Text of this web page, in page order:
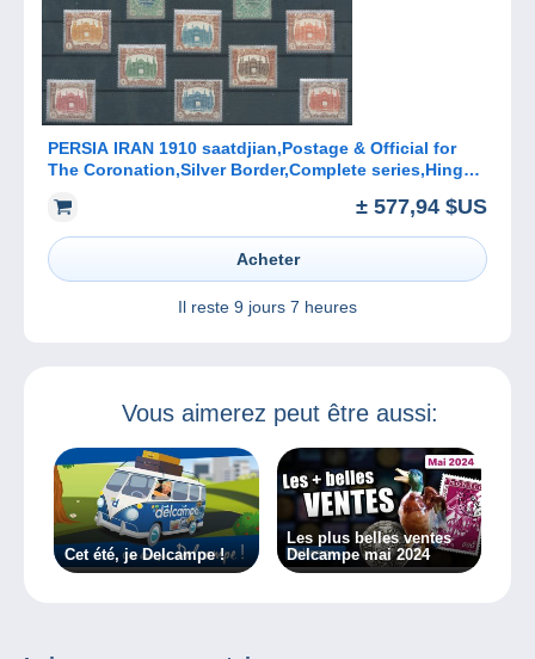
PERSIA IRAN 1910 saatdjian,Postage & Official for
The Coronation,Silver Border,Complete series,Hinged
± 577,94 $US
Acheter
Il reste 9 jours 7 heures
Vous aimerez peut être aussi:
Cet été, je Delcampe !
Les plus belles ventes
Delcampe mai 2024